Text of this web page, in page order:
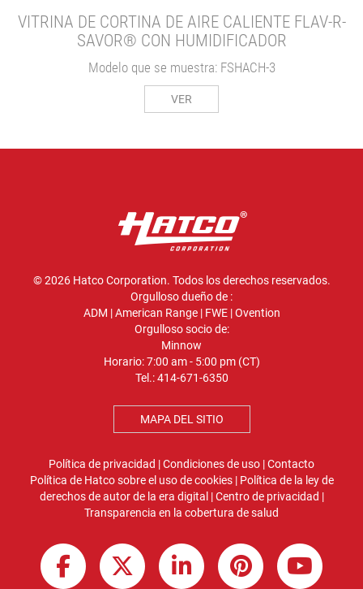
VITRINA DE CORTINA DE AIRE CALIENTE FLAV-R-
SAVOR® CON HUMIDIFICADOR
Modelo que se muestra: FSHACH-3
VER
© 2026 Hatco Corporation. Todos los derechos reservados.
Orgulloso dueño de :
ADM |American Range| FWE|Ovention
Orgulloso socio de:
Minnow
Horario: 7:00 am - 5:00 pm (CT)
Tel.:414-671-6350
MAPA DEL SITIO
Política de privacidad |Condiciones de uso |Contacto
Política de Hatco sobre el uso de cookies| Política de la ley de
derechos de autor de la era digital |Centro de privacidad |
Transparencia en la cobertura de salud